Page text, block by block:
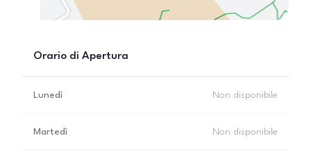
Orario di Apertura
Lunedì Non disponibile
Martedì Non disponibile